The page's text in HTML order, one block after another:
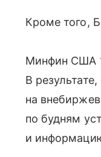
Кроме того,
Минфин США
В
на
по будням
и